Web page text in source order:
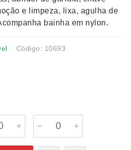
e limpeza, lixa, agulha de
bainha em nylon.
Código: 10693